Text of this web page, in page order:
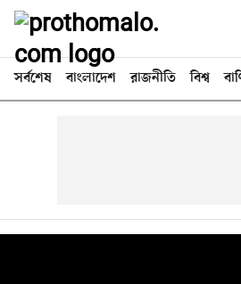
সর্বশেষ বাংলাদেশ রাজনীতি বিশ্ব